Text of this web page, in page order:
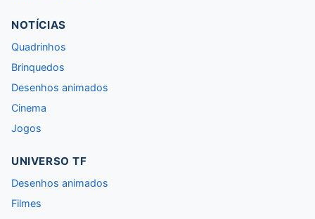
NOTÍCIAS
Quadrinhos
Brinquedos
Desenhos animados
Cinema
Jogos
UNIVERSO TF
Desenhos animados
Filmes